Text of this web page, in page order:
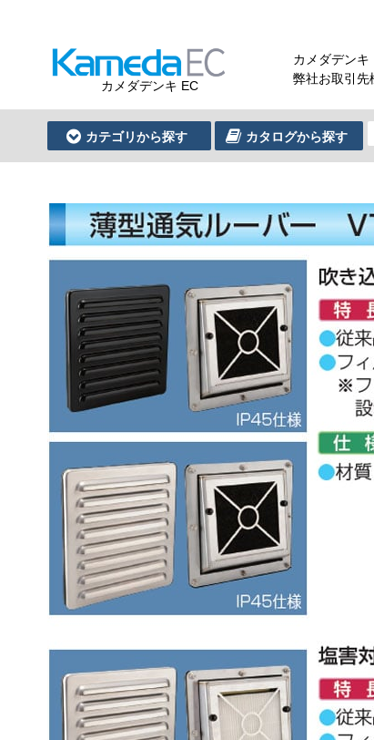
カメダデンキ EC
カメダデン
弊社お取引先
カテゴリから探す カタログから探す